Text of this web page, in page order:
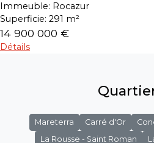
Immeuble: Rocazur
Superficie: 291 m²
14 900 000 €
Détails
Mareterra Carré d'Or
La Rousse - Saint Roman